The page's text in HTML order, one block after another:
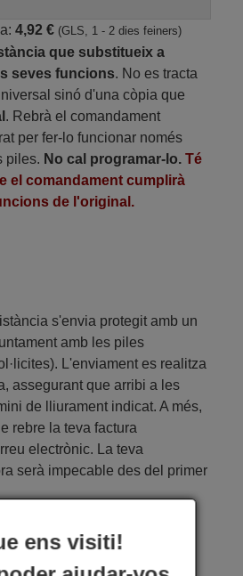
4,92 € (GLS, 1 - 2 dies feiners)
que substitueix a
seves funcions. No es tracta
sinó d'una còpia que
. Rebrà el comandament
per fer-lo funcionar només
piles. No cal programar-lo. Té
el comandament cumplirà
de l'original.
s'envia protegit amb un
amb les piles
L'enviament es realitza
assegurant que arribi a les
de lliurament indicat. A més,
rebre la teva factura
electrònic. La teva
serà impecable des del primer
utilitzen aquest
ens visiti!